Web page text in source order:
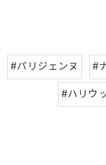
#パリジェンヌ #
#ハリウ